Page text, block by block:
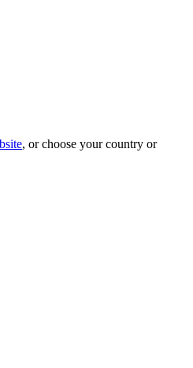
, or choose your country or